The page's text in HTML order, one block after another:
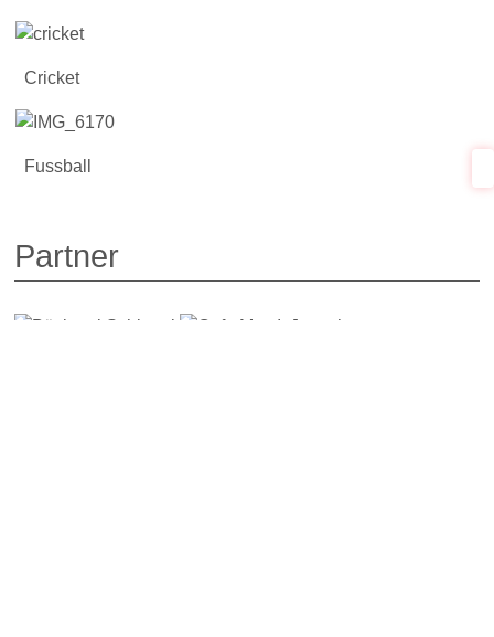
Cricket
Fussball
Partner